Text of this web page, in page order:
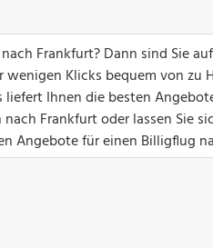
Frankfurt? Dann sind Sie
Klicks bequem von zu
Ihnen die besten
Frankfurt oder lassen Sie
Angebote für einen Billigflug